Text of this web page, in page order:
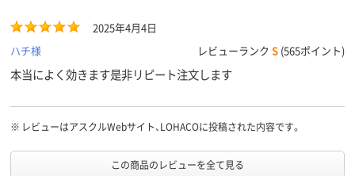
2025年4月4日
ハチ様
レビューランク S (565ポイント)
本当によく効きます是非リピート注文します
※ レビューはアスクルWebサイト、LOHACOに投稿された内容です。
この商品のレビューを全て見る